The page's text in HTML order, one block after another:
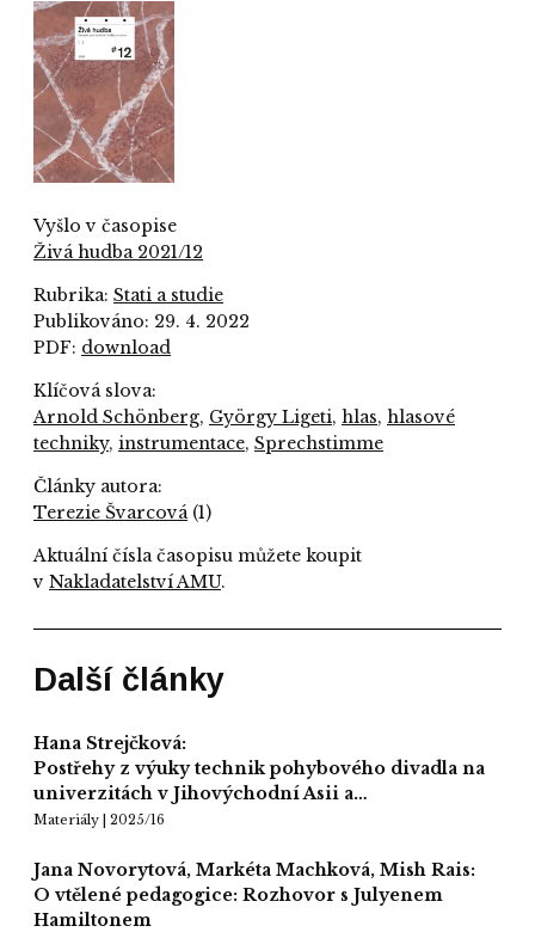
Vyšlo v časopise
Živá hudba 2021/12
Rubrika: Stati a studie
Publikováno: 29. 4. 2022
PDF: download
Klíčová slova:
Arnold Schönberg, György Ligeti, hlas, hlasové
techniky, instrumentace, Sprechstimme
Články autora:
Terezie Švarcová(1)
Aktuální čísla časopisu můžete koupit
v Nakladatelství AMU.
Další články
Hana Strejčková:
Postřehy z výuky technik pohybového divadla na
univerzitách v Jihovýchodní Asii a…
Materiály | 2025/16
Jana Novorytová, Markéta Machková, Mish Rais:
O vtělené pedagogice: Rozhovor s Julyenem
Hamiltonem